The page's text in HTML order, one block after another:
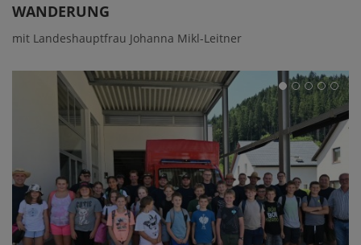
WANDERUNG
mit Landeshauptfrau Johanna Mikl-Leitner